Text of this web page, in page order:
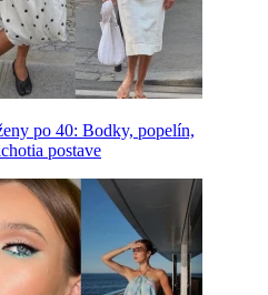
po 40: Bodky, popelín,
postave